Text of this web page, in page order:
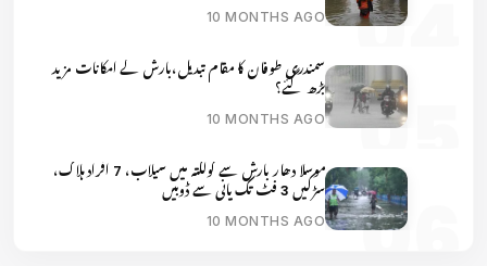
10 MONTHS AGO
سمندری طوفان کا مقام تبدیل،بارش کے امکانات مزید
بڑھ گئے؟
10 MONTHS AGO
موسلا دھار بارش سے کولکتہ میں سیلاب، 7 افراد ہلاک،
سڑکیں 3 فٹ تک پانی سے ڈوبیں
10 MONTHS AGO